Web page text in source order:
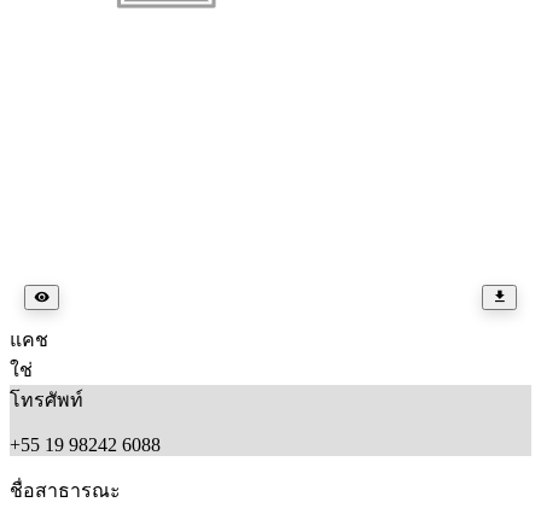
แคช
ใช่
โทรศัพท์
+55 19 98242 6088
ชื่อสาธารณะ